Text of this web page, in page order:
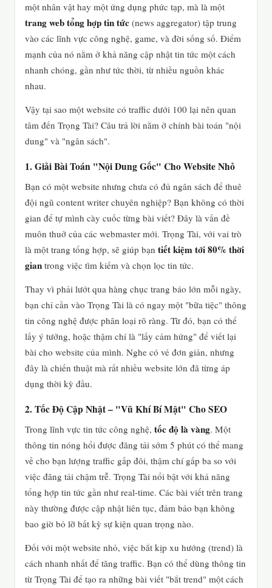
một nhân vật hay một ứng dụng phức tạp, mà là một
trang web tổng hợp tin tức (news aggregator) tập trung
vào các lĩnh vực công nghệ, game, và đời sống số. Điểm
mạnh của nó nằm ở khả năng cập nhật tin tức một cách
nhanh chóng, gần như tức thời, từ nhiều nguồn khác
nhau.
Vậy tại sao một website có traffic dưới 100 lại nên quan
tâm đến Trọng Tài? Câu trả lời nằm ở chính bài toán "nội
dung" và "ngân sách".
1. Giải Bài Toán "Nội Dung Gốc" Cho Website Nhỏ
Bạn có một website nhưng chưa có đủ ngân sách để thuê
đội ngũ content writer chuyên nghiệp? Bạn không có thời
gian để tự mình cày cuốc từng bài viết? Đây là vấn đề
muôn thuở của các webmaster mới. Trọng Tài, với vai trò
là một trang tổng hợp, sẽ giúp bạn tiết kiệm tới 80% thời
gian trong việc tìm kiếm và chọn lọc tin tức.
Thay vì phải lướt qua hàng chục trang báo lớn mỗi ngày,
bạn chỉ cần vào Trọng Tài là có ngay một "bữa tiệc" thông
tin công nghệ được phân loại rõ ràng. Từ đó, bạn có thể
lấy ý tưởng, hoặc thậm chí là "lấy cảm hứng" để viết lại
bài cho website của mình. Nghe có vẻ đơn giản, nhưng
đây là chiến thuật mà rất nhiều website lớn đã từng áp
dụng thời kỳ đầu.
2. Tốc Độ Cập Nhật – "Vũ Khí Bí Mật" Cho SEO
Trong lĩnh vực tin tức công nghệ, tốc độ là vàng. Một
thông tin nóng hổi được đăng tải sớm 5 phút có thể mang
về cho bạn lượng traffic gấp đôi, thậm chí gấp ba so với
việc đăng tải chậm trễ. Trọng Tài nổi bật với khả năng
tổng hợp tin tức gần như real-time. Các bài viết trên trang
này thường được cập nhật liên tục, đảm bảo bạn không
bao giờ bỏ lỡ bất kỳ sự kiện quan trọng nào.
Đối với một website nhỏ, việc bắt kịp xu hướng (trend) là
cách nhanh nhất để tăng traffic. Bạn có thể dùng thông tin
từ Trọng Tài để tạo ra những bài viết "bắt trend" một cách